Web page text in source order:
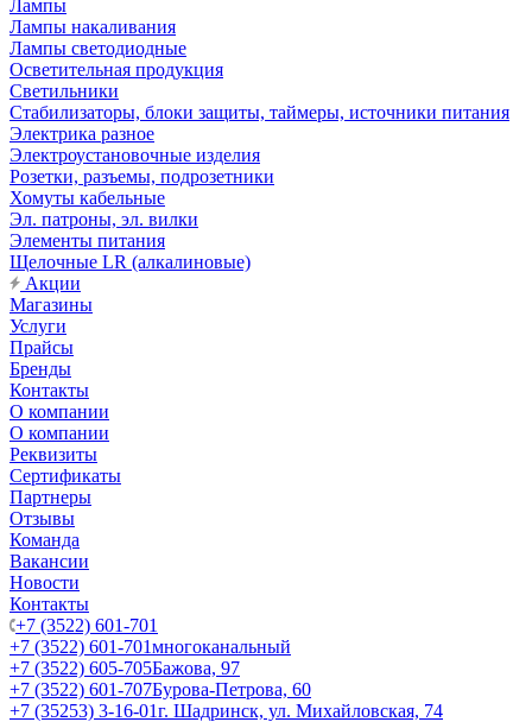
Лампы
Лампы накаливания
Лампы светодиодные
Осветительная продукция
Светильники
Стабилизаторы, блоки защиты, таймеры, источники питания
Электрика разное
Электроустановочные изделия
Розетки, разъемы, подрозетники
Хомуты кабельные
Эл. патроны, эл. вилки
Элементы питания
Щелочные LR (алкалиновые)
Акции
Магазины
Услуги
Прайсы
Бренды
Контакты
О компании
О компании
Реквизиты
Сертификаты
Партнеры
Отзывы
Команда
Вакансии
Новости
Контакты
+7 (3522) 601-701
+7 (3522) 601-701многоканальный
+7 (3522) 605-705Бажова, 97
+7 (3522) 601-707Бурова-Петрова, 60
+7 (35253) 3-16-01г. Шадринск, ул. Михайловская, 74